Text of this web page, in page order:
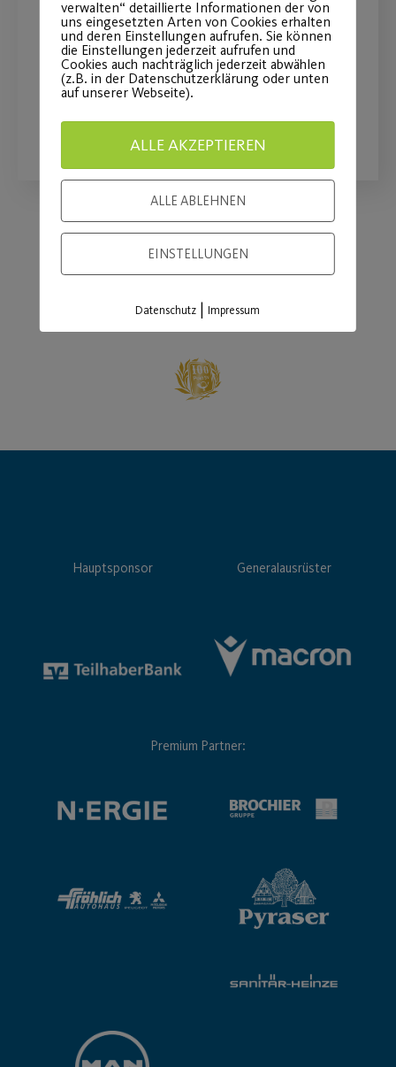
„Ball“
am 16.08.2026 auf der Wöhrder Wiese
WEITERLESEN
Load More
Hauptsponsor Generalausrüster
Premium Partner:
verwalten“ detaillierte Informationen der von
uns eingesetzten Arten von Cookies erhalten
und deren Einstellungen aufrufen. Sie können
die Einstellungen jederzeit aufrufen und
Cookies auch nachträglich jederzeit abwählen
(z.B. in der Datenschutzerklärung oder unten
auf unserer Webseite).
ALLE AKZEPTIEREN
ALLE ABLEHNEN
EINSTELLUNGEN
Datenschutz |Impressum